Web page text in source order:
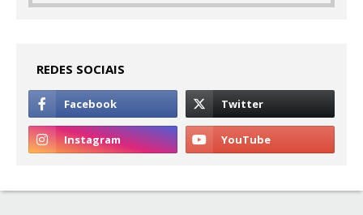
REDES SOCIAIS